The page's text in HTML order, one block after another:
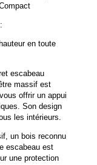
en toute
escabeau
massif est
offrir un appui
Son design
les intérieurs.
un bois reconnu
escabeau est
une protection